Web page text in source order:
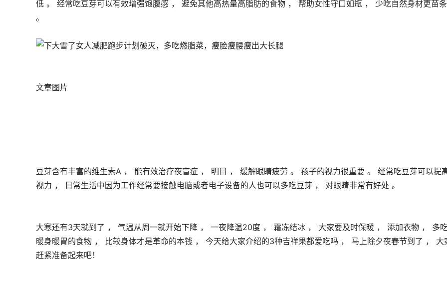
低 。 经常吃豆芽可以有效增强饱腹感 ， 避免其他高热量高脂肪的食物 ， 帮助女性守口如瓶 ， 少吃自然身材更苗条
。
文章图片
豆芽含有丰富的维生素A ， 能有效治疗夜盲症 ， 明目 ， 缓解眼睛疲劳 。 孩子的视力很重要 。 经常吃豆芽可以提
视力 ， 日常生活中因为工作经常要接触电脑或者电子设备的人也可以多吃豆芽 ， 对眼睛非常有好处 。
大寒还有3天就到了 ， 气温从周一就开始下降 ， 一夜降温20度 ， 霜冻结冰 ， 大家要及时保暖 ， 添加衣物 ， 多
暖身暖胃的食物 ， 比较身体才是革命的本钱 ， 今天给大家介绍的3种吉祥果都爱吃吗 ， 马上除夕夜春节到了 ， 大
赶紧准备起来吧！